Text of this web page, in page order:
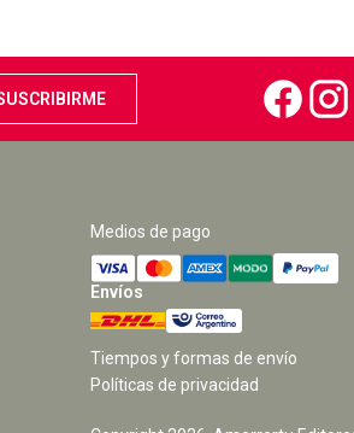
Medios de pago
Envíos
Tiempos y formas de envío
Políticas de privacidad